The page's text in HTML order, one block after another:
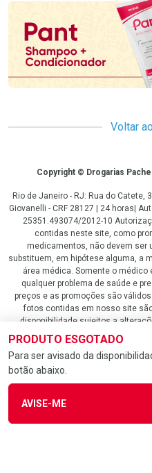
PRODUTO ESGOTADO
Para ser avisado da
botão abaixo.
AVISE-ME
Voltar
CopyrightCopyright © Drogarias
Rio de Janeiro - RJ: Rua do Catete,
Giovanelli - CRF 28127 | 24 horas|
25351.493074/2012-10
contidas neste site, como
medicamentos, não devem ser
substituem, em hipótese alguma, a
área médica. Somente o
qualquer problema de saúde e
preços e as promoções são
fotos contidas em nosso site
disponibilidade sujeitos a
antimicrobianos vendas apenas em
344 - 01/02/1999 - Ministério da
de Vendas e Atendimento ao
LGPD Aceite os